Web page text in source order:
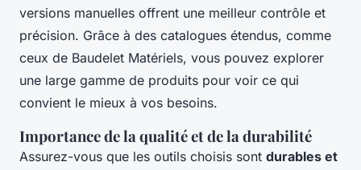
versions manuelles offrent une meilleur contrôle et
précision. Grâce à des catalogues étendus, comme
ceux de Baudelet Matériels, vous pouvez explorer
une large gamme de produits pour voir ce qui
convient le mieux à vos besoins.
Importance de la qualité et de la durabilité
Assurez-vous que les outils choisis sont durables et